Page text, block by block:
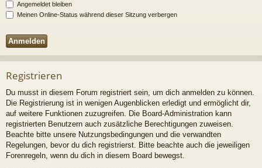
Angemeldet bleiben
Meinen Online-Status während dieser Sitzung verbergen
Registrieren
Du musst in diesem Forum registriert sein, um dich anmelden zu können.
Die Registrierung ist in wenigen Augenblicken erledigt und ermöglicht dir,
auf weitere Funktionen zuzugreifen. Die Board-Administration kann
registrierten Benutzern auch zusätzliche Berechtigungen zuweisen.
Beachte bitte unsere Nutzungsbedingungen und die verwandten
Regelungen, bevor du dich registrierst. Bitte beachte auch die jeweiligen
Forenregeln, wenn du dich in diesem Board bewegst.